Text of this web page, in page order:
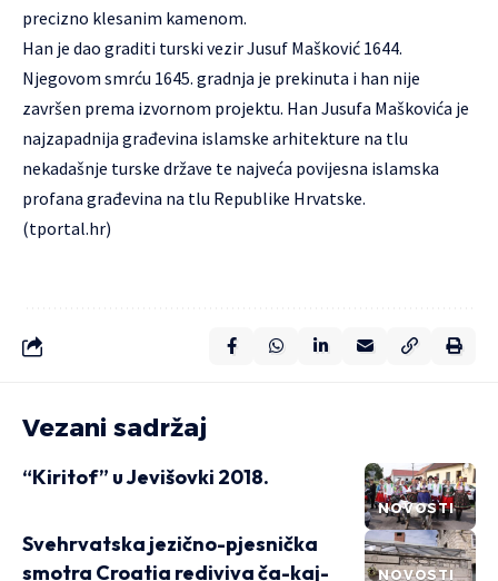
precizno klesanim kamenom.
Han je dao graditi turski vezir Jusuf Mašković 1644.
Njegovom smrću 1645. gradnja je prekinuta i han nije
završen prema izvornom projektu. Han Jusufa Maškovića je
najzapadnija građevina islamske arhitekture na tlu
nekadašnje turske države te najveća povijesna islamska
profana građevina na tlu Republike Hrvatske.
(tportal.hr)
Vezani sadržaj
NOVOSTI
“Kiritof” u Jevišovki 2018.
NOVOSTI
Svehrvatska jezično-pjesnička
smotra Croatia rediviva ča-kaj-